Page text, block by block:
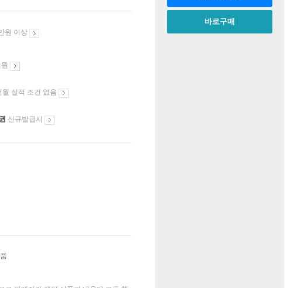
원 이상
월 실적 조건 없음
신규발급시
바로구매